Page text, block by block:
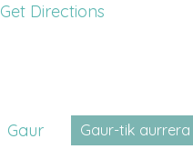
Get Directions
Gaur Gaur-tik aurrera